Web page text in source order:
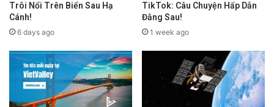
Trôi Nổi Trên Biển Sau Hạ
Cánh!
6 days ago
TikTok: Câu Chuyện Hấp Dẫn
Đằng Sau!
1 week ago